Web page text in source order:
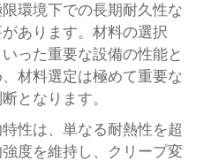
環境下での長期耐久性な
あります。材料の選択
った重要な設備の性能と
材料選定は極めて重要な
となります。
性は、単なる耐熱性を超
度を維持し、クリープ変